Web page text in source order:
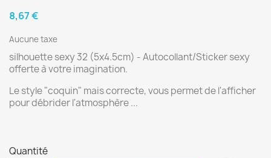
8,67 €
Aucune taxe
silhouette sexy 32 (5x4.5cm) - Autocollant/Sticker sexy
offerte à votre imagination.
Le style "coquin" mais correcte, vous permet de l'afficher
pour débrider l'atmosphère ...
Quantité